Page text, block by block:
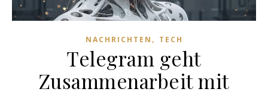
NACHRICHTEN , TECH
Telegram geht
Zusammenarbeit mit